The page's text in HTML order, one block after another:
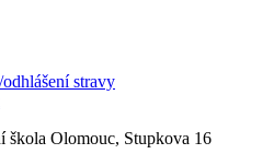
stravy
škola Olomouc, Stupkova 16